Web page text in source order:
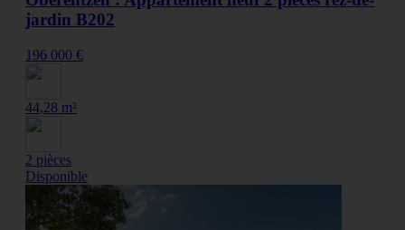
jardin B202
196 000 €
44,28 m²
2 pièces
Disponible